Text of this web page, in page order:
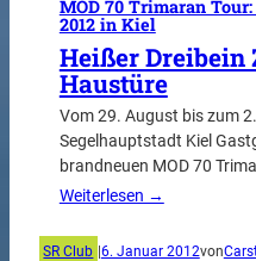
MOD 70 Trimaran
2012 in Kiel
Heißer Dreibein
Haustüre
Vom 29. August bis zum
Segelhauptstadt Kiel
brandneuen MOD 70
Weiterlesen →
SR Club |6. Januar 2012von